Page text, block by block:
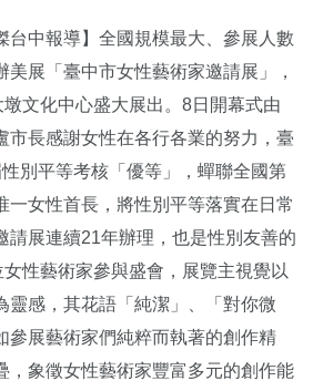
台中報導】全國規模最大、參展人數
美展「 臺中市女性藝術家邀請展」，
文化中心盛大展出。8日開幕式由
長感謝女性在各行各業的努力， 臺
別平等考核「優等」，蟬聯全國第
一女性首長，將性別平等落實在日常
請展連續21年辦理，也是性別友善的
女性藝術家參與盛會，展覽主視覺以
靈感，其花語「純潔」、「對你微
參展藝術家們純粹而執著的創作精
象徵女性藝術家豐富多元的創作能